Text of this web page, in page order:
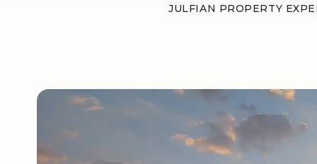
JULFIAN PROPERTY